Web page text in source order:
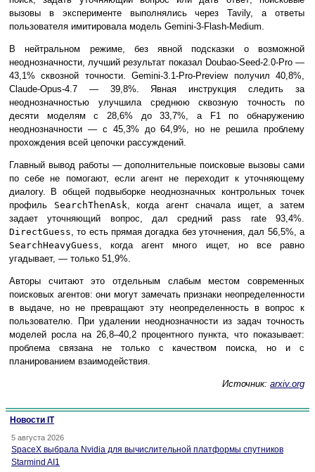
вызовы в эксперименте выполнялись через Tavily, а ответы
пользователя имитировала модель Gemini-3-Flash-Medium.
В нейтральном режиме, без явной подсказки о возможной
неоднозначности, лучший результат показал Doubao-Seed-2.0-Pro —
43,1% сквозной точности. Gemini-3.1-Pro-Preview получил 40,8%,
Claude-Opus-4.7 — 39,8%. Явная инструкция следить за
неоднозначностью улучшила среднюю сквозную точность по
десяти моделям с 28,6% до 33,7%, а F1 по обнаружению
неоднозначности — с 45,3% до 64,9%, но не решила проблему
прохождения всей цепочки рассуждений.
Главный вывод работы — дополнительные поисковые вызовы сами
по себе не помогают, если агент не переходит к уточняющему
диалогу. В общей подвыборке неоднозначных контрольных точек
профиль SearchThenAsk , когда агент сначала ищет, а затем
задает уточняющий вопрос, дал средний pass rate 93,4%.
DirectGuess , то есть прямая догадка без уточнения, дал 56,5%, а
SearchHeavyGuess , когда агент много ищет, но все равно
угадывает, — только 51,9%.
Авторы считают это отдельным слабым местом современных
поисковых агентов: они могут замечать признаки неопределенности
в выдаче, но не превращают эту неопределенность в вопрос к
пользователю. При удалении неоднозначности из задач точность
моделей росла на 26,8–40,2 процентного пункта, что показывает:
проблема связана не только с качеством поиска, но и с
планированием взаимодействия.
Источник: arxiv.org
Новости IT
5 августа 2026
SpaceX выбрала Nvidia для вычислительной платформы спутников
Starmind AI1